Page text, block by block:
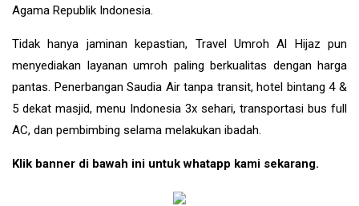
Agama Republik Indonesia.
Tidak hanya jaminan kepastian, Travel Umroh Al Hijaz pun
menyediakan layanan umroh paling berkualitas dengan harga
pantas. Penerbangan Saudia Air tanpa transit, hotel bintang 4 &
5 dekat masjid, menu Indonesia 3x sehari, transportasi bus full
AC, dan pembimbing selama melakukan ibadah.
Klik banner di bawah ini untuk whatapp kami sekarang.